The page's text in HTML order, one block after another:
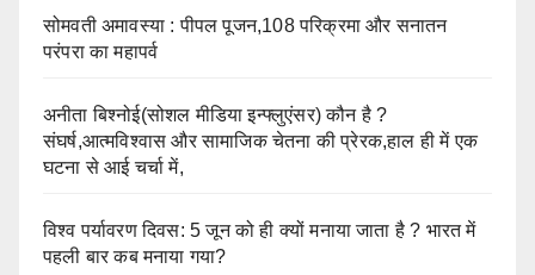
सोमवती अमावस्या : पीपल पूजन,108 परिक्रमा और सनातन
परंपरा का महापर्व
अनीता बिश्नोई(सोशल मीडिया इन्फ्लुएंसर) कौन है ?
संघर्ष,आत्मविश्वास और सामाजिक चेतना की प्रेरक,हाल ही में एक
घटना से आई चर्चा में,
विश्व पर्यावरण दिवस: 5 जून को ही क्यों मनाया जाता है ? भारत में
पहली बार कब मनाया गया?